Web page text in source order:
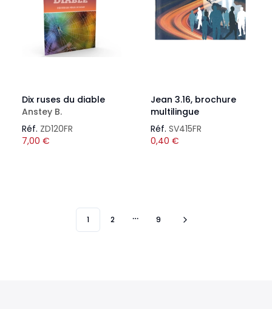
Dix ruses du diable
Anstey B.
Réf. ZD120FR
7,00 €
Jean 3.16, brochure
multilingue
Réf. SV415FR
0,40 €
1 2 More pages
9